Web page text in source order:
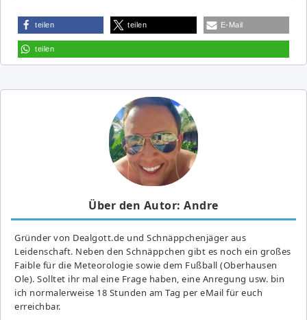
teilen teilen E-Mail
teilen
Über den Autor: Andre
Gründer von Dealgott.de und Schnäppchenjäger aus
Leidenschaft. Neben den Schnäppchen gibt es noch ein großes
Fai­ble für die Meteorologie sowie dem Fußball (Oberhausen
Ole). Solltet ihr mal eine Frage haben, eine Anregung usw. bin
ich normalerweise 18 Stunden am Tag per eMail für euch
erreichbar.